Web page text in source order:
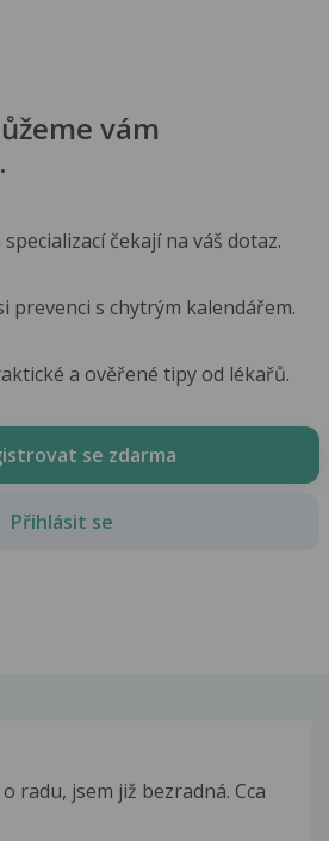
vám
čekají na váš dotaz.
prevenci s chytrým kalendářem.
a ověřené tipy od lékařů.
se zdarma
Přihlásit se
radu, jsem již bezradná. Cca